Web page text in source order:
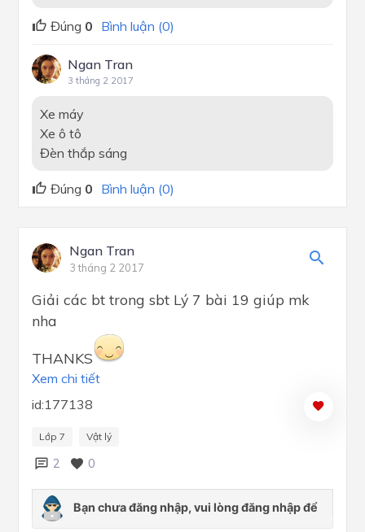
Đúng 0 Bình luận (0)
Ngan Tran
3 tháng 2 2017
Xe máy
Xe ô tô
Đèn thắp sáng
Đúng 0 Bình luận (0)
Ngan Tran
3 tháng 2 2017
Giải các bt trong sbt Lý 7 bài 19 giúp mk
nha
THANKS
Xem chi tiết
id:177138
Lớp 7 Vật lý
2 0